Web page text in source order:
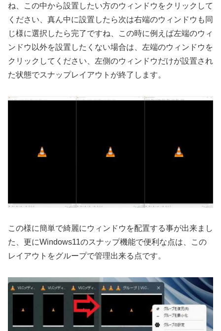
ね、この中から設置したい方のウィンドウをクリックして
ください、真ん中に設置したら次は右端のウィンドウも同
じ様に選択したら完了ですね、この時に例えば左端のウィ
ンドウ以外を設置したくない場合は、左端のウィンドウを
クリックしてください、左側のウィンドウだけが設置され
た状態でスナップレイアウトが終了します。
この様に簡単で綺麗にウィンドウを配置する事が出来まし
た、更にWindows11のスナップ機能で便利な点は、この
レイアウトをグループで管理出来る点です。